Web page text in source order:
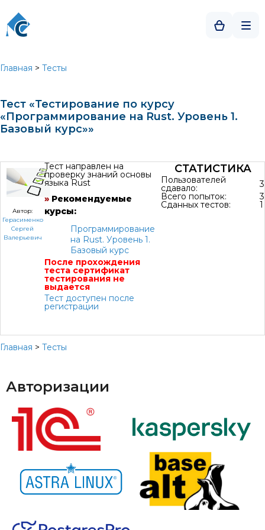
Главная > Тесты
Тест «Тестирование по курсу
«Программирование на Rust. Уровень 1.
Базовый курс»»
Автор:
Герасименко
Сергей
Валерьевич
Тест направлен на
проверку знаний основы
языка Rust
» Рекомендуемые
курсы:
Программирование
на Rust. Уровень 1.
Базовый курс
После прохождения
теста сертификат
тестирования не
выдается
Тест доступен после
регистрации
СТАТИСТИКА
Пользователей
сдавало:
3
Всего попыток:
3
Сданных тестов: 1
Главная > Тесты
Авторизации